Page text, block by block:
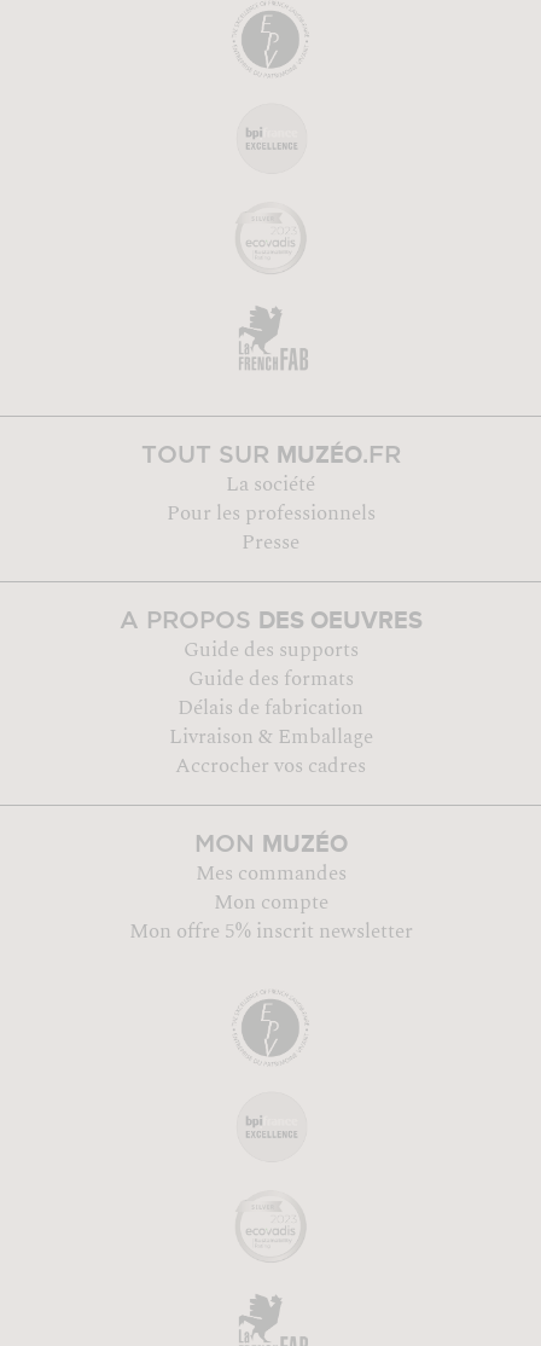
TOUT SUR MUZÉO.FR
La société
Pour les professionnels
Presse
A PROPOS DES OEUVRES
Guide des supports
Guide des formats
Délais de fabrication
Livraison & Emballage
Accrocher vos cadres
MON MUZÉO
Mes commandes
Mon compte
Mon offre 5% inscrit newsletter